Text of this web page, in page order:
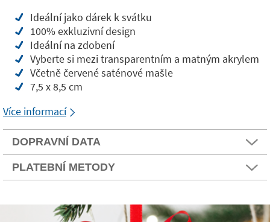
Ideální jako dárek k svátku
100% exkluzivní design
Ideální na zdobení
Vyberte si mezi transparentním a matným akrylem
Včetně červené saténové mašle
7,5 x 8,5 cm
Více informací
DOPRAVNÍ DATA
PLATEBNÍ METODY